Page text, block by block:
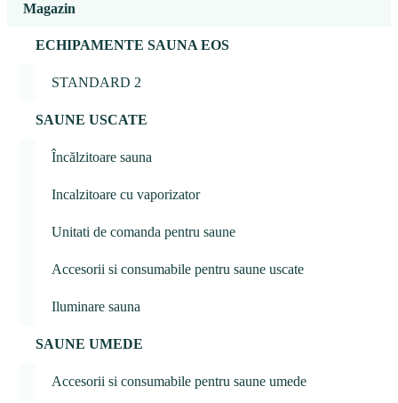
Magazin
ECHIPAMENTE SAUNA EOS
STANDARD 2
SAUNE USCATE
Încălzitoare sauna
Incalzitoare cu vaporizator
Unitati de comanda pentru saune
Accesorii si consumabile pentru saune uscate
Iluminare sauna
SAUNE UMEDE
Accesorii si consumabile pentru saune umede